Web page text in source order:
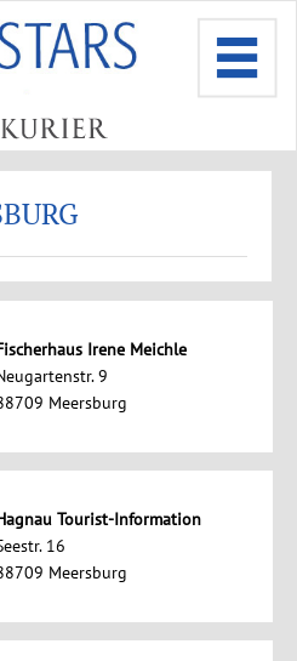
Irene Meichle
9
Meersburg
Tourist-Information
16
Meersburg